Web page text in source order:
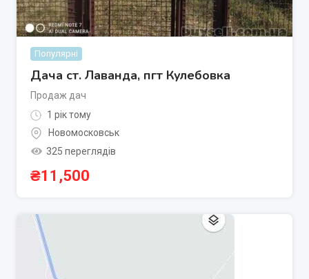
Популярні
Дача ст. Лаванда, пгт Кулебовка
Продаж дач
1 рік тому
Новомосковськ
325 переглядів
₴11,500